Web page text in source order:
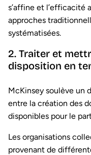
s’affine et l’efficacité
approches
systématisées.
2. Traiter et
disposition en
McKinsey soulève un
entre la création des
disponibles pour le
Les organisations
provenant de